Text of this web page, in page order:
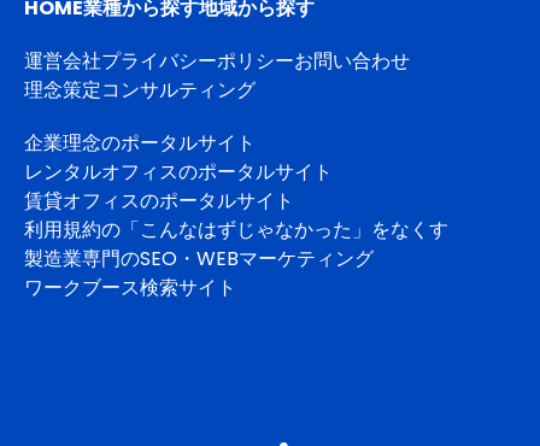
HOME業種から探す地域から探す
運営会社プライバシーポリシーお問い合わせ
理念策定コンサルティング
企業理念のポータルサイト
レンタルオフィスのポータルサイト
賃貸オフィスのポータルサイト
利用規約の「こんなはずじゃなかった」をなくす
製造業専門のSEO・WEBマーケティング
ワークブース検索サイト